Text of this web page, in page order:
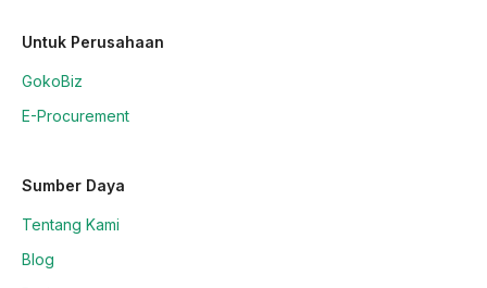
Untuk Perusahaan
GokoBiz
E-Procurement
Sumber Daya
Tentang Kami
Blog